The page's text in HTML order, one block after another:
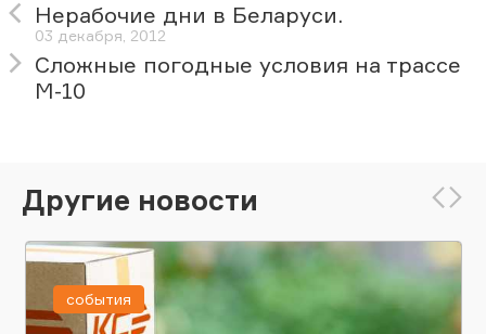
Нерабочие дни в Беларуси.
03 декабря, 2012
Сложные погодные условия на трассе
М-10
Другие новости
события